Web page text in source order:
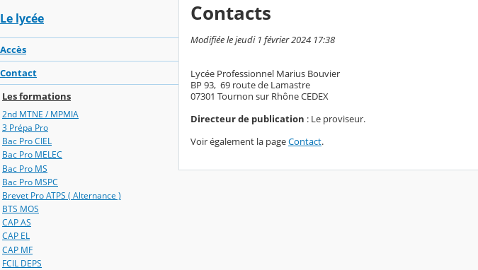
Le lycée
Accès
Contact
Les formations
2nd MTNE / MPMIA
3 Prépa Pro
Bac Pro CIEL
Bac Pro MELEC
Bac Pro MS
Bac Pro MSPC
Brevet Pro ATPS ( Alternance )
BTS MOS
CAP AS
CAP EL
CAP MF
FCIL DEPS
Contacts
Modifiée le jeudi 1 février 2024 17:38
Lycée Professionnel Marius Bouvier
BP 93, 69 route de Lamastre
07301 Tournon sur Rhône CEDEX
Directeur de publication : Le proviseur.
Voir également la pageContact.